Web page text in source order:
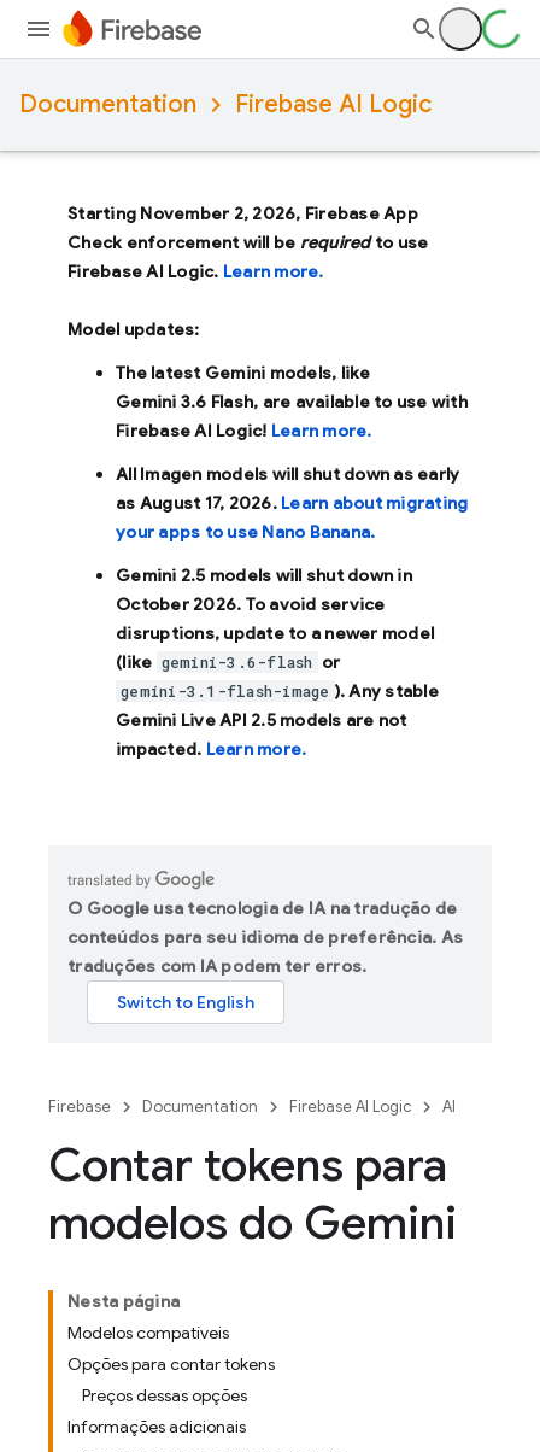
Documentation Firebase AI Logic
Starting November 2, 2026, Firebase App
Check enforcement will be requiredto use
Firebase AI Logic. Learn more.
Model updates:
The latest Gemini models, like
Gemini 3.6 Flash, are available to use with
Firebase AI Logic! Learn more.
All Imagen models will shut down as early
as August 17, 2026. Learn about migrating
your apps to use Nano Banana.
Gemini 2.5 models will shut down in
October 2026. To avoid service
disruptions, update to a newer model
(like gemini-3.6-flash or
gemini-3.1-flash-image ). Any stable
Gemini Live API 2.5 models are not
impacted. Learn more.
O Google usa tecnologia de IA na tradução de
conteúdos para seu idioma de preferência. As
traduções com IA podem ter erros.
Firebase Documentation Firebase AI Logic AI
Contar tokens para
modelos do Gemini
Nesta página
Modelos compatíveis
Opções para contar tokens
Preços dessas opções
Informações adicionais